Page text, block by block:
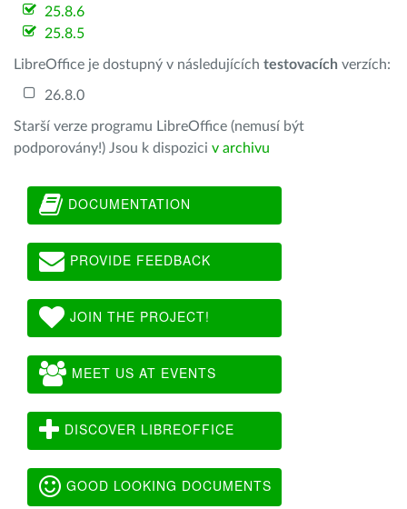
25.8.6
25.8.5
LibreOffice je dostupný v následujících testovacích verzích:
26.8.0
Starší verze programu LibreOffice (nemusí být
podporovány!) Jsou k dispozici v archivu
DOCUMENTATION
PROVIDE FEEDBACK
JOIN THE PROJECT!
MEET US AT EVENTS
DISCOVER LIBREOFFICE
GOOD LOOKING DOCUMENTS